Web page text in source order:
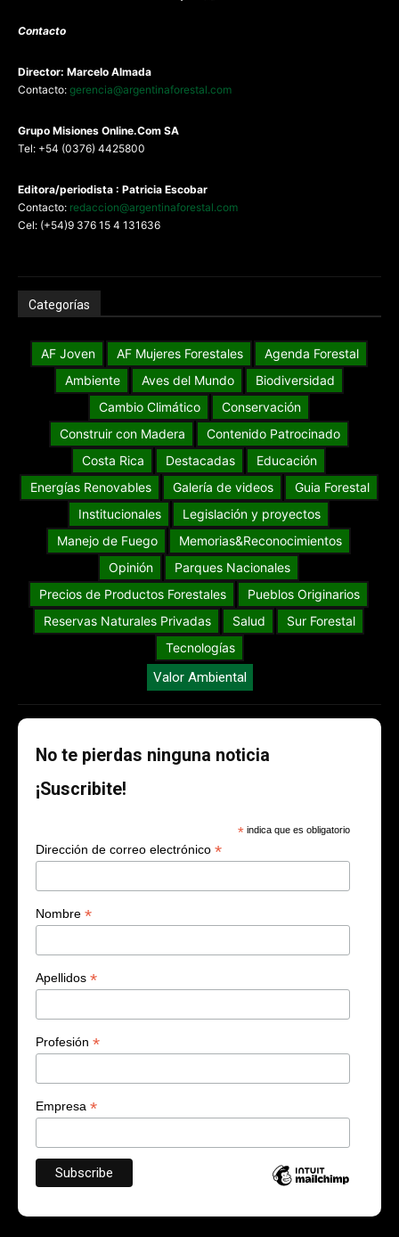
Contacto
Director: Marcelo Almada
Contacto: gerencia@argentinaforestal.com
Grupo Misiones Online.Com SA
Tel: +54 (0376) 4425800
Editora/periodista : Patricia Escobar
Contacto: redaccion@argentinaforestal.com
Cel: (+54)9 376 15 4 131636
Categorías
AF Joven AF Mujeres Forestales
Agenda Forestal
Ambiente
Aves del Mundo
Biodiversidad
Cambio Climático
Conservación
Construir con Madera
Contenido Patrocinado
Costa Rica
Destacadas
Educación
Energías Renovables
Galería de videos
Guia Forestal
Institucionales
Legislación y proyectos
Manejo de Fuego
Memorias&Reconocimientos
Opinión
Parques Nacionales
Precios de Productos Forestales
Pueblos Originarios
Reservas Naturales Privadas
Salud
Sur Forestal
Tecnologías
Valor Ambiental
No te pierdas ninguna noticia
¡Suscribite!
* indica que es obligatorio
Dirección de correo electrónico *
Nombre *
Apellidos *
Profesión *
Empresa *